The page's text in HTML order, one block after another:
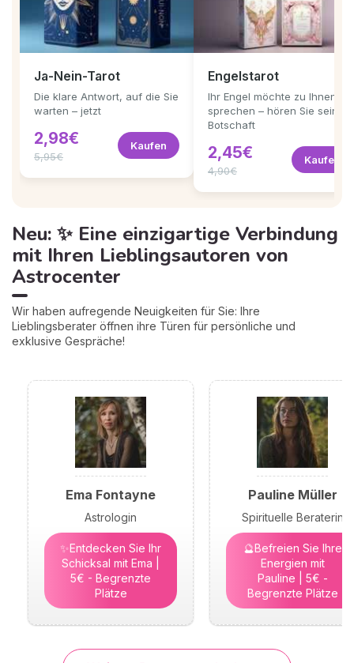
Ja-Nein-Tarot
Die klare Antwort, auf die Sie
warten – jetzt
2,98€
5,95€
Kaufen
Engelstarot
Ihr Engel möchte zu Ihnen
sprechen – hören Sie seine
Botschaft
2,45€
4,90€
Kaufen
Neu: ✨ Eine einzigartige Verbindung
mit Ihren Lieblingsautoren von
Astrocenter
Wir haben aufregende Neuigkeiten für Sie: Ihre
Lieblingsberater öffnen ihre Türen für persönliche und
exklusive Gespräche!
Ema Fontayne
Astrologin
✨Entdecken Sie Ihr
Schicksal mit Ema |
5€ - Begrenzte
Plätze
Pauline Müller
Spirituelle Beraterin
🔮Befreien Sie Ihre
Energien mit
Pauline | 5€ -
Begrenzte Plätze